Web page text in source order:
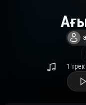
1 трек